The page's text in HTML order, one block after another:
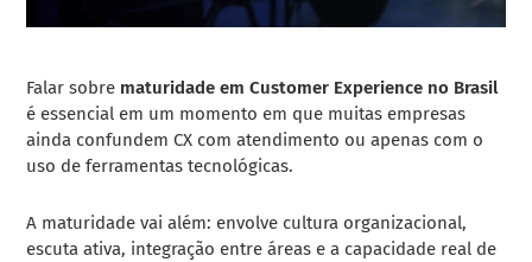
Falar sobre maturidade em Customer Experience no Brasil
é essencial em um momento em que muitas empresas
ainda confundem CX com atendimento ou apenas com o
uso de ferramentas tecnológicas.
A maturidade vai além: envolve cultura organizacional,
escuta ativa, integração entre áreas e a capacidade real de